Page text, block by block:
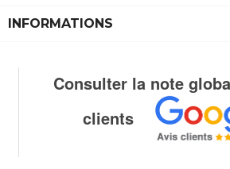
INFORMATIONS
Consulter la note
clients